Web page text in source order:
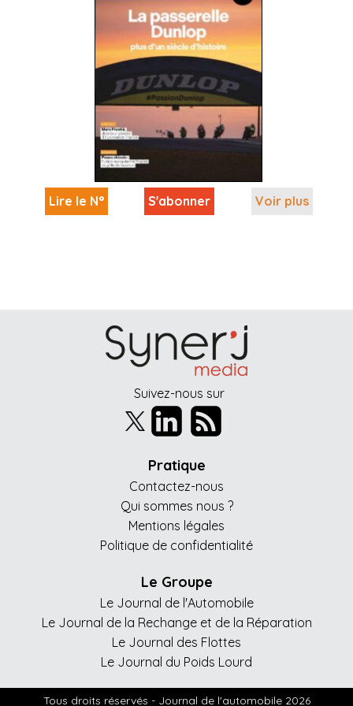
Lire le N° S'abonner Voir plus
Suivez-nous sur
Pratique
Contactez-nous
Qui sommes nous ?
Mentions légales
Politique de confidentialité
Le Groupe
Le Journal de l'Automobile
Le Journal de la Rechange et de la Réparation
Le Journal des Flottes
Le Journal du Poids Lourd
Tous droits réservés - Journal de l'automobile 2026